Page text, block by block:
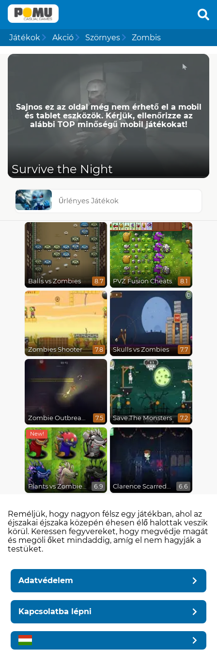
Játékok Akció Szörnyes Zombis
Sajnos ez az oldal még nem érhető el a mobil
és tablet eszközök. Kérjük, ellenőrizze az
alábbi TOP minőségű mobil játékokat!
Survive the Night
Űrlényes Játékok
Balls vs Zombies 8.7 PVZ Fusion Cheats 8.1
Zombies Shooter 7.8 Skulls vs Zombies 7.7
Zombie Outbreak Arena 7.5 Save The Monsters 7.2
Plants vs Zombies Fusion Mode 6.9 Clarence Scarred Silly 6.6
Reméljük, hogy nagyon félsz egy játékban, ahol az
éjszakai éjszaka közepén éhesen élő halottak veszik
körül. Keressen fegyvereket, hogy megvédje magát
és megöli őket mindaddig, amíg el nem hagyják a
testüket.
Adatvédelem
Kapcsolatba lépni